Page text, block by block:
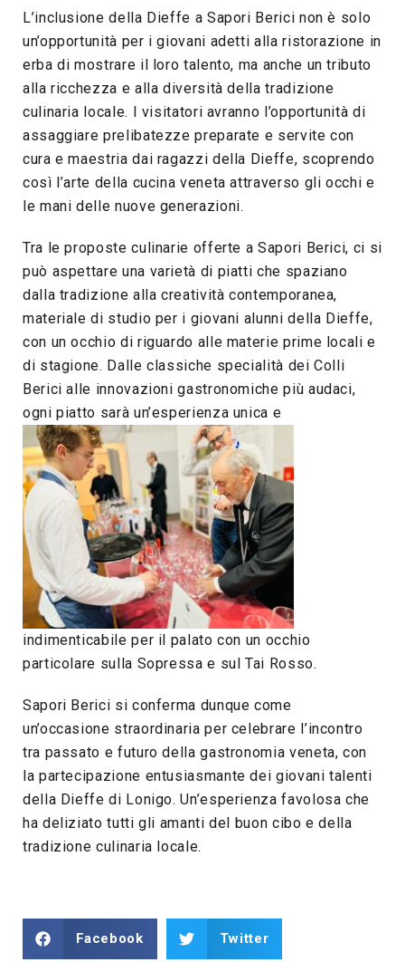
L’inclusione della Dieffe a Sapori Berici non è solo
un’opportunità per i giovani adetti alla ristorazione in
erba di mostrare il loro talento, ma anche un tributo
alla ricchezza e alla diversità della tradizione
culinaria locale. I visitatori avranno l’opportunità di
assaggiare prelibatezze preparate e servite con
cura e maestria dai ragazzi della Dieffe, scoprendo
così l’arte della cucina veneta attraverso gli occhi e
le mani delle nuove generazioni.
Tra le proposte culinarie offerte a Sapori Berici, ci si
può aspettare una varietà di piatti che spaziano
dalla tradizione alla creatività contemporanea,
materiale di studio per i giovani alunni della Dieffe,
con un occhio di riguardo alle materie prime locali e
di stagione. Dalle classiche specialità dei Colli
Berici alle innovazioni gastronomiche più audaci,
ogni piatto sarà un’esperienza unica e
indimenticabile per il palato con un occhio
particolare sulla Sopressa e sul Tai Rosso.
Sapori Berici si conferma dunque come
un’occasione straordinaria per celebrare l’incontro
tra passato e futuro della gastronomia veneta, con
la partecipazione entusiasmante dei giovani talenti
della Dieffe di Lonigo. Un’esperienza favolosa che
ha deliziato tutti gli amanti del buon cibo e della
tradizione culinaria locale.
Facebook Twitter